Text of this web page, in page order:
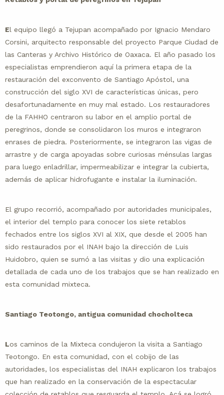
El equipo llegó a Tejupan acompañado por Ignacio Mendaro
Corsini, arquitecto responsable del proyecto Parque Ciudad de
las Canteras y Archivo Histórico de Oaxaca. El año pasado los
especialistas emprendieron aquí la primera etapa de la
restauración del exconvento de Santiago Apóstol, una
construcción del siglo XVI de características únicas, pero
desafortunadamente en muy mal estado. Los restauradores
de la FAHHO centraron su labor en el amplio portal de
peregrinos, donde se consolidaron los muros e integraron
enrases de piedra. Posteriormente, se integraron las vigas de
arrastre y de carga apoyadas sobre curiosas ménsulas largas
para luego enladrillar, impermeabilizar e integrar la cubierta,
además de aplicar hidrofugante e instalar la iluminación.
El grupo recorrió, acompañado por autoridades municipales,
el interior del templo para conocer los siete retablos
fechados entre los siglos XVI al XIX, que desde el 2005 han
sido restaurados por el INAH bajo la dirección de Luis
Huidobro, quien se sumó a las visitas y dio una explicación
detallada de cada uno de los trabajos que se han realizado en
esta comunidad mixteca.
Santiago Teotongo, antigua comunidad chocholteca
Los caminos de la Mixteca condujeron la visita a Santiago
Teotongo. En esta comunidad, con el cobijo de las
autoridades, los especialistas del INAH explicaron los trabajos
que han realizado en la conservación de la espectacular